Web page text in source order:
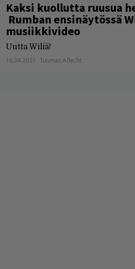
Kaksi kuollutta ruusua
Rumban ensinäytössä
musiikkivideo
Uutta Wiliä!
16.04.2021 Tuomas Aflecht